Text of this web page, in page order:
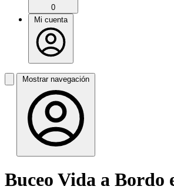
0
Mi cuenta
Mostrar navegación
Buceo Vida a Bordo